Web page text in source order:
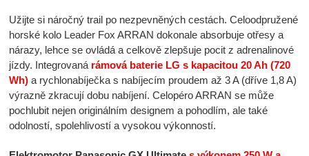
Užijte si náročný trail po nezpevněných cestách. Celoodpružené
horské kolo Leader Fox ARRAN dokonale absorbuje otřesy a
nárazy, lehce se ovládá a celkově zlepšuje pocit z adrenalinové
jízdy. Integrovaná rámová baterie LG s kapacitou 20 Ah (720
Wh) a rychlonabíječka s nabíjecím proudem až 3 A (dříve 1,8 A)
výrazně zkracují dobu nabíjení. Celopéro ARRAN se může
pochlubit nejen originálním designem a pohodlím, ale také
odolností, spolehlivostí a vysokou výkonností.